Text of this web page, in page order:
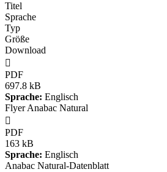
Titel
Sprache
Typ
Größe
Download

PDF
697.8 kB
Sprache: Englisch
Flyer Anabac Natural

PDF
163 kB
Sprache: Englisch
Anabac Natural-Datenblatt